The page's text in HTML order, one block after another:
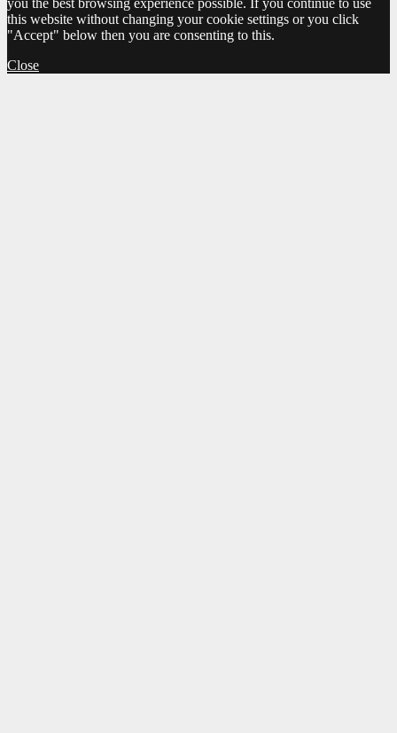
you the best browsing experience possible. If you continue to use
this website without changing your cookie settings or you click
"Accept" below then you are consenting to this.
Close